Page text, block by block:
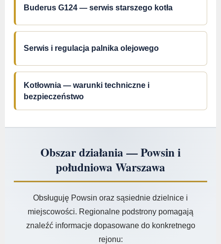
Buderus G124 — serwis starszego kotła
Serwis i regulacja palnika olejowego
Kotłownia — warunki techniczne i
bezpieczeństwo
Obszar działania — Powsin i
południowa Warszawa
Obsługuję Powsin oraz sąsiednie dzielnice i
miejscowości. Regionalne podstrony pomagają
znaleźć informacje dopasowane do konkretnego
rejonu: